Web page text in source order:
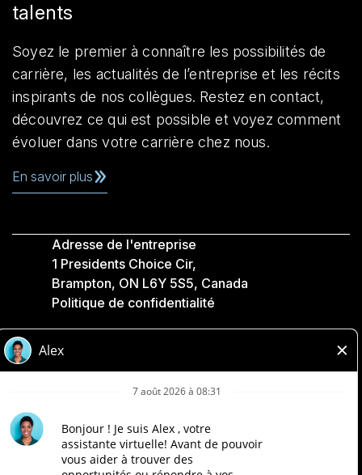
talents
Soyez le premier à connaître les possibilités de
carrière, les actualités de l’entreprise et les récits
inspirants de nos collègues. Restez en contact,
découvrez ce qui est possible et voyez comment
évoluer dans votre carrière chez nous.
En savoir plus
Adresse de l'entreprise
1 Presidents Choice Cir,
Brampton, ON L6Y 5S5, Canada
Politique de confidentialité
Accessibilité
Compagnies Loblaw